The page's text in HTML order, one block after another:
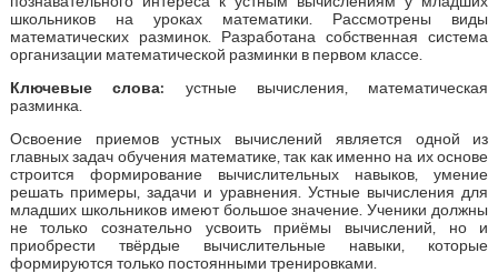
школьников на уроках математики. Рассмотрены виды
математических разминок. Разработана собственная система
организации математической разминки в первом классе.
Ключевые слова: устные вычисления, математическая
разминка.
Освоение приемов устных вычислений является одной из
главных задач обучения математике, так как именно на их основе
строится формирование вычислительных навыков, умение
решать примеры, задачи и уравнения. Устные вычисления для
младших школьников имеют большое значение. Ученики должны
не только сознательно усвоить приёмы вычислений, но и
приобрести твёрдые вычислительные навыки, которые
формируются только постоянными тренировками.